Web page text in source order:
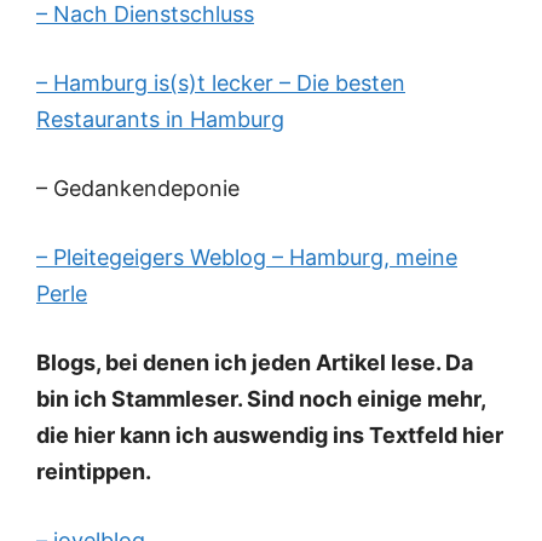
– Nach Dienstschluss
– Hamburg is(s)t lecker – Die besten
Restaurants in Hamburg
– Gedankendeponie
– Pleitegeigers Weblog – Hamburg, meine
Perle
Blogs, bei denen ich jeden Artikel lese. Da
bin ich Stammleser. Sind noch einige mehr,
die hier kann ich auswendig ins Textfeld hier
reintippen.